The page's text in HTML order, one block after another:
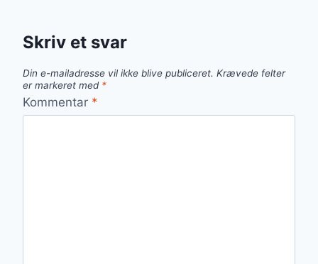
Skriv et svar
Din e-mailadresse vil ikke blive publiceret. Krævede felter
er markeret med *
Kommentar *